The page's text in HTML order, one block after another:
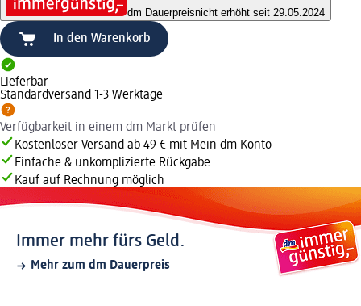
dm Dauerpreisnicht erhöht seit 29.05.2024
In den Warenkorb
Lieferbar
Standardversand 1-3 Werktage
Verfügbarkeit in einem dm Markt prüfen
Kostenloser Versand ab 49 € mit Mein dm Konto
Einfache & unkomplizierte Rückgabe
Kauf auf Rechnung möglich
Immer mehr fürs Geld.
Mehr zum dm Dauerpreis